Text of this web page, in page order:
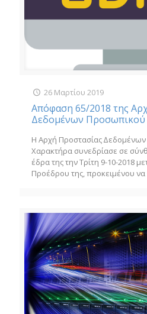
26 Μαρτίου 2019
Απόφαση 65/2018 της
Δεδομένων Προσωπικού
Η Αρχή Προστασίας
Χαρακτήρα συνεδρίασε σε
έδρα της την Τρίτη 9-10-2018
Προέδρου της, προκειµένου να